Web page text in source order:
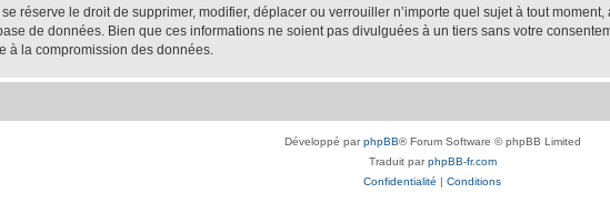
réserve le droit de supprimer, modifier, déplacer ou verrouiller n’importe quel sujet à tout
de données. Bien que ces informations ne soient pas divulguées à un tiers sans votre
à la compromission des données.
Développé parphpBB® Forum Software © phpBB Limited
Traduit parphpBB-fr.com
Confidentialité | Conditions